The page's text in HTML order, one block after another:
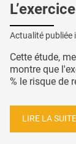
Actualité publiée
Cette étude,
montre que
% le risque de
LIRE LA SUITE